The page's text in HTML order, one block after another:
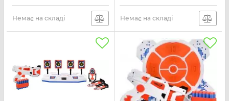
Артикул: 398Ut
Немає на складі Немає на складі